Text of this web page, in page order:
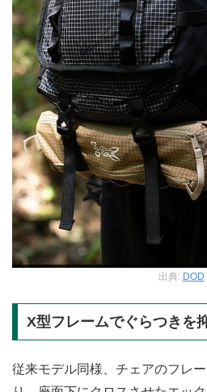
出典: DOD
X型フレームでぐらつきを
従来モデル同様、チェアのフレ